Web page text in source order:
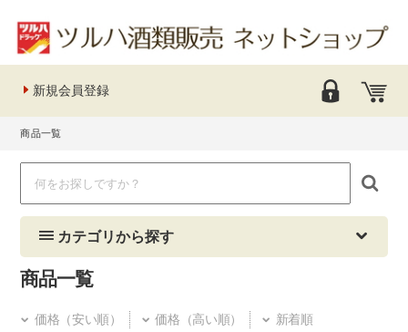
新規会員登録
商品一覧
カテゴリから探す
商品一覧
価格（安い順） 価格（高い順） 新着順